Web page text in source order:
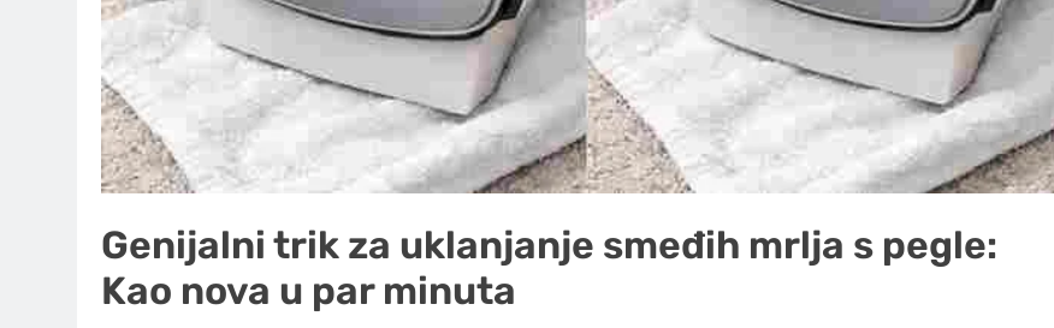
Genijalni trik za uklanjanje smeđih mrlja s pegle:
Kao nova u par minuta